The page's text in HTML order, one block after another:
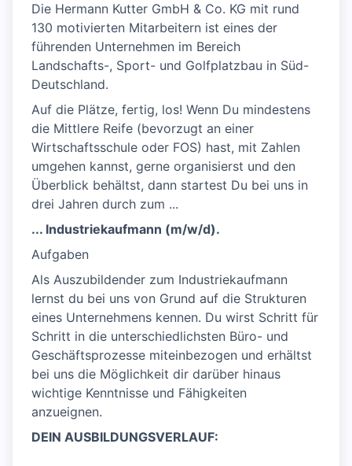
Die Hermann Kutter GmbH & Co. KG mit rund
130 motivierten Mitarbeitern ist eines der
führenden Unternehmen im Bereich
Landschafts-, Sport- und Golfplatzbau in Süd-
Deutschland.
Auf die Plätze, fertig, los! Wenn Du mindestens
die Mittlere Reife (bevorzugt an einer
Wirtschaftsschule oder FOS) hast, mit Zahlen
umgehen kannst, gerne organisierst und den
Überblick behältst, dann startest Du bei uns in
drei Jahren durch zum ...
... Industriekaufmann (m/w/d).
Aufgaben
Als Auszubildender zum Industriekaufmann
lernst du bei uns von Grund auf die Strukturen
eines Unternehmens kennen. Du wirst Schritt für
Schritt in die unterschiedlichsten Büro- und
Geschäftsprozesse miteinbezogen und erhältst
bei uns die Möglichkeit dir darüber hinaus
wichtige Kenntnisse und Fähigkeiten
anzueignen.
DEIN AUSBILDUNGSVERLAUF: